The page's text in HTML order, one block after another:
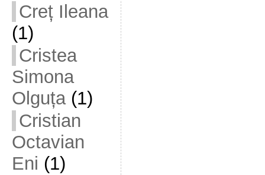
Creț Ileana
(1)
Cristea
Simona
Olguța(1)
Cristian
Octavian
Eni (1)